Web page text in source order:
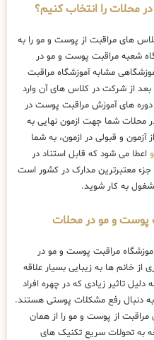
محلات را انتخاب کنیم؟
های مراقبت از پوست و مو را به
شعبه مراقبت پوست و مو در
مشابه آموزشگاه مراقبت
از شرکت در کلاس های آن وارد
دوره های آموزش مراقبت پوست در
محلات شما جهت ازمون نهایی به
و قبولی در ازمون، به شما
اعطا می شود که قابل استناد در
معتبرترین مدارک در کشور است
به کار شوید.
پوست و مو در محلات
مراقبت پوست و مو در
خانم ها به زیبایی بسیار علاقه
تاثیر زیادی که در چهره افراد
دنبال رفع مشکلات پوستی هستند.
مراقبت از پوست و مو را از همان
به تحولات سریع تکنیک ‌های